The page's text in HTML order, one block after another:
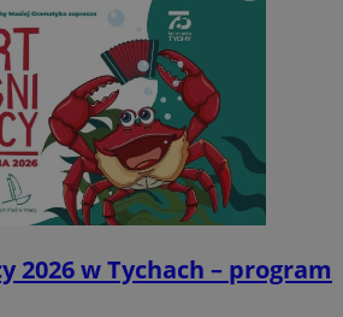
2026 w Tychach – program